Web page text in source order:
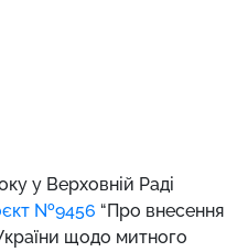
у Верховній Раді
№9456 “Про внесення
щодо митного